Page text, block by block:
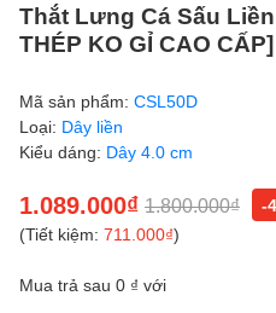
Thắt Lưng Cá Sấu
THÉP KO GỈ CAO CẤP]
Mã sản phẩm: CSL50D
Loại: Dây liền
Kiểu dáng: Dây 4.0 cm
1.089.000₫ 1.800.000₫
-
(Tiết kiệm: 711.000₫)
Mua trả sau 0 ₫ với